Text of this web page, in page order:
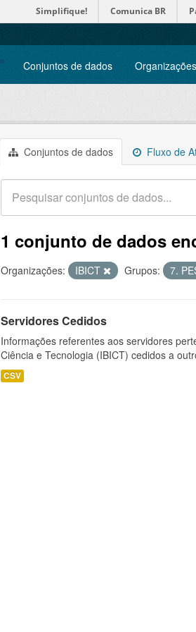
Simplifique! Comunica BR
Conjuntos de dados Organizações
Conjuntos de dados Fluxo de
1 conjunto de dados
Organizações: IBICT Grupos: 7.
Servidores Cedidos
Informações referentes aos servidores
Ciência e Tecnologia (IBICT) cedidos a
CSV